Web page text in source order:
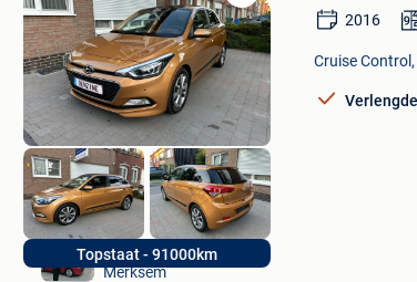
Bewaren
in
Mijn
Favorieten
Topstaat - 91000km
2016
Cruise
Alessandro Cars
Merksem